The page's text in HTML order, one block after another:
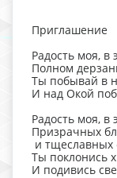
Приглашение
Радость моя, в
Полном
Ты побывай в
И над Окой
Радость моя, в
Призрачных
и тщеславных
Ты поклонись
И подивись